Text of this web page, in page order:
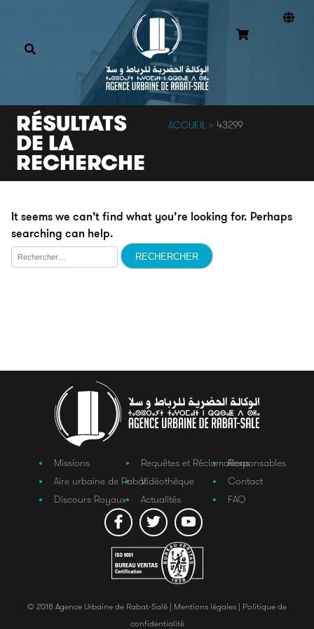
RÉSULTATS
DE LA
RECHERCHE
ACCUEIL » 43299
It seems we can’t find what you’re looking for. Perhaps
searching can help.
Rechercher :
Missions
Aire urbaine de Rabat
Discours Royaux
Requêtes et Réclamations
Vidéothèque
Actualités
Responsables
Contact
FAQ
© 2018 Agence Urbaine de Rabat-Salé | Mentions légales | Politique de
confidentialité